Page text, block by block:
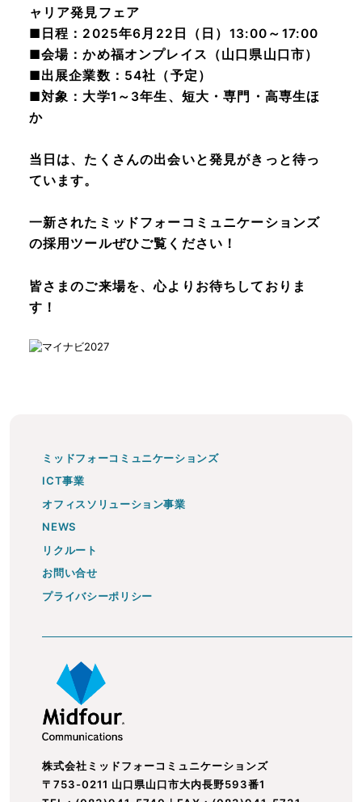
ャリア発見フェア
■日程：2025年6月22日（日）13:00～17:00
■会場：かめ福オンプレイス（山口県山口市）
■出展企業数：54社（予定）
■対象：大学1～3年生、短大・専門・高専生ほ
か
当日は、たくさんの出会いと発見がきっと待っ
ています。
一新されたミッドフォーコミュニケーションズ
の採用ツールぜひご覧ください！
皆さまのご来場を、心よりお待ちしておりま
す！
ミッドフォーコミュニケーションズ
ICT事業
オフィスソリューション事業
NEWS
リクルート
お問い合せ
プライバシーポリシー
株式会社ミッドフォーコミュニケーションズ
〒753-0211 山口県山口市大内長野593番1